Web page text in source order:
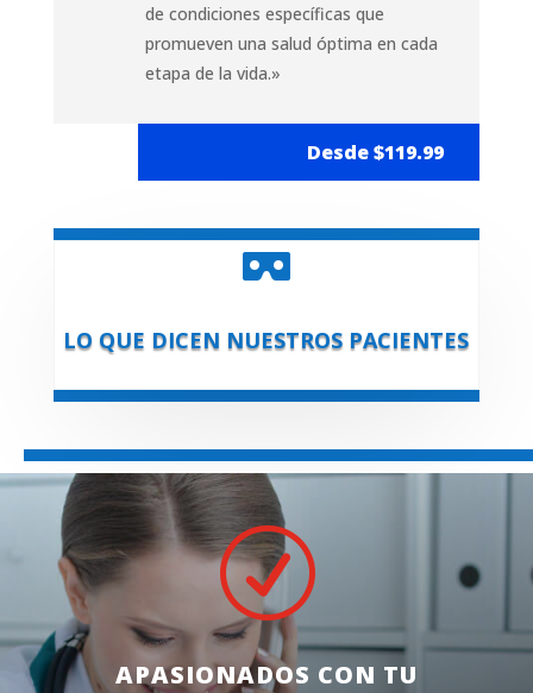
de condiciones específicas que
promueven una salud óptima en cada
etapa de la vida.»
Desde $119.99

LO QUE DICEN NUESTROS PACIENTES
R
APASIONADOS CON TU